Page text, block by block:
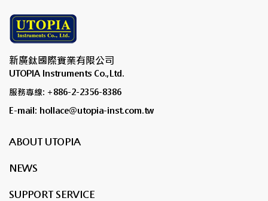
新廣鈦國際實業有限公司
UTOPIA Instruments Co.,Ltd.
服務專線: +886-2-2356-8386
E-mail: hollace@utopia-inst.com.tw
ABOUT UTOPIA
NEWS
SUPPORT SERVICE